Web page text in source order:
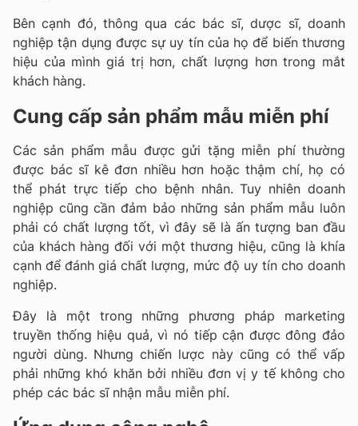
Bên cạnh đó, thông qua các bác sĩ, dược sĩ, doanh
nghiệp tận dụng được sự uy tín của họ để biến thương
hiệu của mình giá trị hơn, chất lượng hơn trong mắt
khách hàng.
Cung cấp sản phẩm mẫu miễn phí
Các sản phẩm mẫu được gửi tặng miễn phí thường
được bác sĩ kê đơn nhiều hơn hoặc thậm chí, họ có
thể phát trực tiếp cho bệnh nhân. Tuy nhiên doanh
nghiệp cũng cần đảm bảo những sản phẩm mẫu luôn
phải có chất lượng tốt, vì đây sẽ là ấn tượng ban đầu
của khách hàng đối với một thương hiệu, cũng là khía
cạnh để đánh giá chất lượng, mức độ uy tín cho doanh
nghiệp.
Đây là một trong những phương pháp marketing
truyền thống hiệu quả, vì nó tiếp cận được đông đảo
người dùng. Nhưng chiến lược này cũng có thể vấp
phải những khó khăn bởi nhiều đơn vị y tế không cho
phép các bác sĩ nhận mẫu miễn phí.